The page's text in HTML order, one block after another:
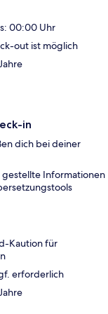
00:00 Uhr
out ist möglich
in
dich bei deiner
Informationen
Kaution für
erforderlich